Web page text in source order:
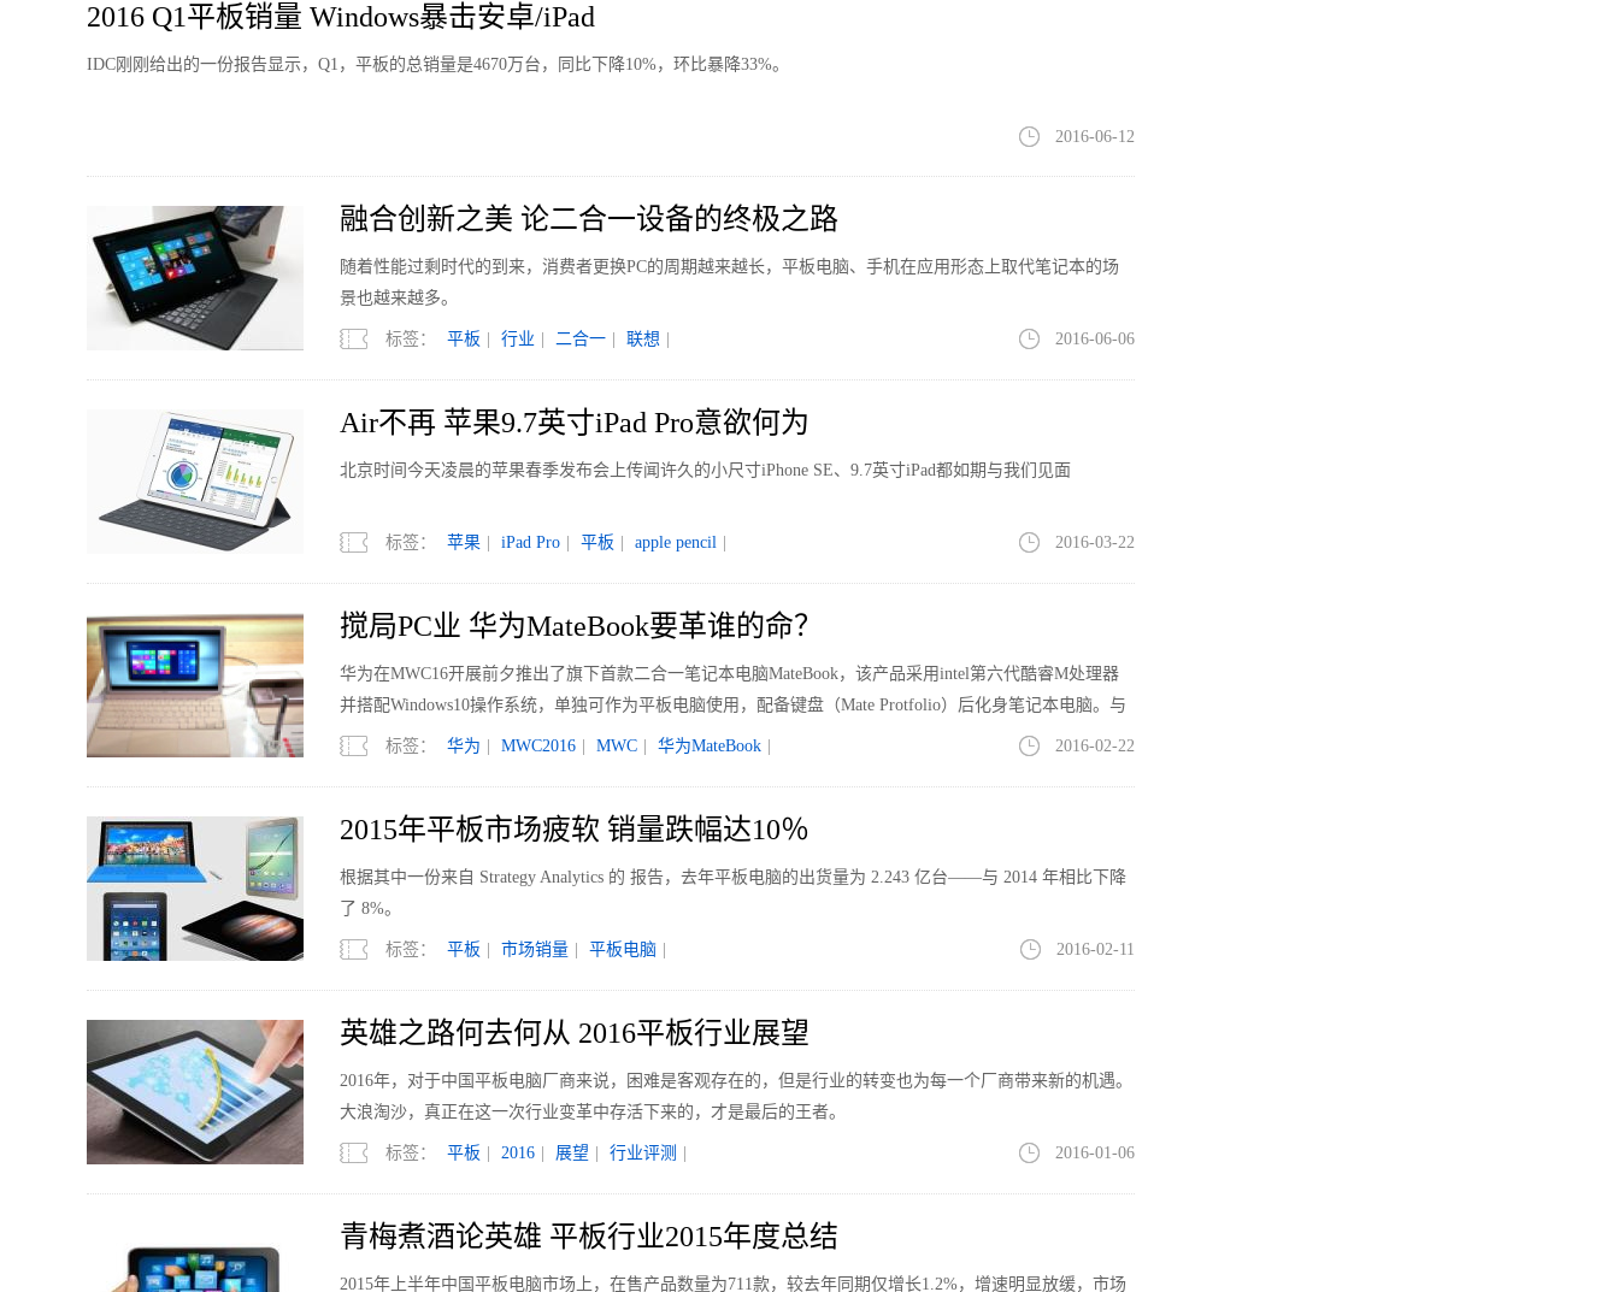
2016 Q1平板销量 Windows暴击安卓/iPad
IDC刚刚给出的一份报告显示，Q1，平板的总销量是4670万台，同比下降10%，环比暴降33%。
2016-06-12
融合创新之美 论二合一设备的终极之路
随着性能过剩时代的到来，消费者更换PC的周期越来越长，平板电脑、手机在应用形态上取代笔记本的场
景也越来越多。
标签： 平板 行业 二合一 联想 2016-06-06
Air不再 苹果9.7英寸iPad Pro意欲何为
北京时间今天凌晨的苹果春季发布会上传闻许久的小尺寸iPhone SE、9.7英寸iPad都如期与我们见面
标签： 苹果 iPad Pro 平板 apple pencil 2016-03-22
搅局PC业 华为MateBook要革谁的命？
华为在MWC16开展前夕推出了旗下首款二合一笔记本电脑MateBook，该产品采用intel第六代酷睿M处理器
并搭配Windows10操作系统，单独可作为平板电脑使用，配备键盘（Mate Protfolio）后化身笔记本电脑。与
MateBook一起发布的还有多功能合一的触控笔MatePen，以及多功能合一的Mate
标签： 华为 MWC2016 MWC 华为MateBook 2016-02-22
2015年平板市场疲软 销量跌幅达10％
根据其中一份来自 Strategy Analytics 的 报告，去年平板电脑的出货量为 2.243 亿台——与 2014 年相比下降
了 8%。
标签： 平板 市场销量 平板电脑 2016-02-11
英雄之路何去何从 2016平板行业展望
2016年，对于中国平板电脑厂商来说，困难是客观存在的，但是行业的转变也为每一个厂商带来新的机遇。
大浪淘沙，真正在这一次行业变革中存活下来的，才是最后的王者。
标签： 平板 2016 展望 行业评测 2016-01-06
青梅煮酒论英雄 平板行业2015年度总结
2015年上半年中国平板电脑市场上，在售产品数量为711款，较去年同期仅增长1.2%，增速明显放缓，市场